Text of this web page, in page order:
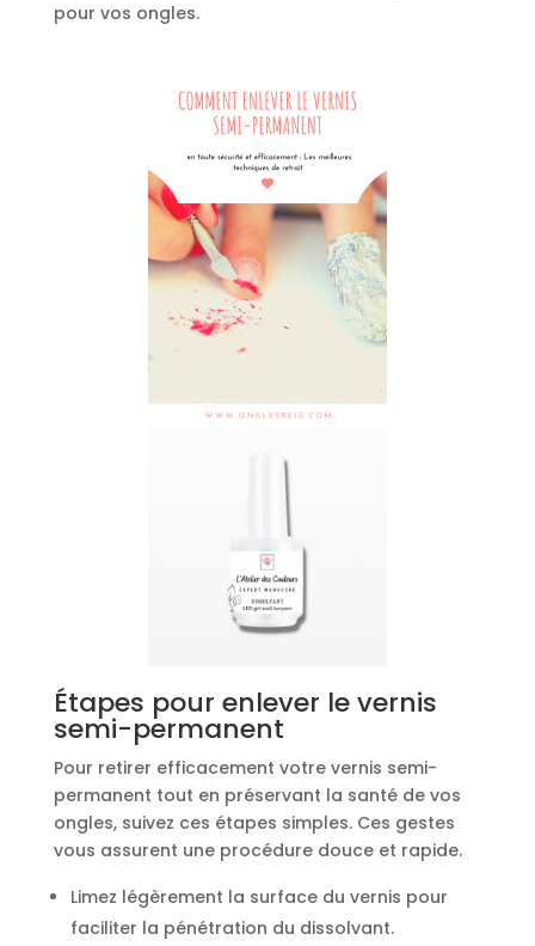
pour vos ongles.
Étapes pour enlever le vernis
semi-permanent
Pour retirer efficacement votre vernis semi-
permanent tout en préservant la santé de vos
ongles, suivez ces étapes simples. Ces gestes
vous assurent une procédure douce et rapide.
Limez légèrement la surface du vernis pour
faciliter la pénétration du dissolvant.